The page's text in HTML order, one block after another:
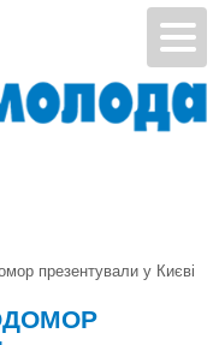
презентували у Києві